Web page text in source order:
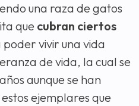
una raza de gatos
que cubran ciertos
vivir una vida
de vida, la cual se
aunque se han
ejemplares que